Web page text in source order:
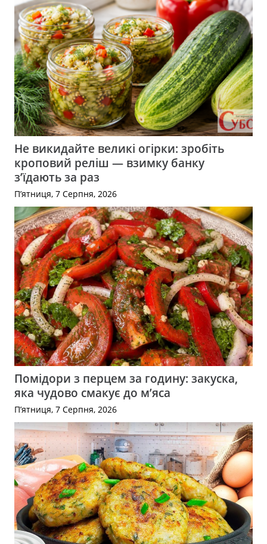
Не викидайте великі огірки: зробіть
кроповий реліш — взимку банку
з’їдають за раз
П’ятниця, 7 Серпня, 2026
Помідори з перцем за годину: закуска,
яка чудово смакує до м’яса
П’ятниця, 7 Серпня, 2026